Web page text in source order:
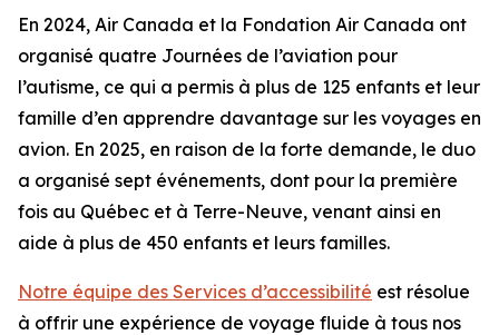
En 2024, Air Canada et la Fondation Air Canada ont
organisé quatre Journées de l’aviation pour
l’autisme, ce qui a permis à plus de 125 enfants et leur
famille d’en apprendre davantage sur les voyages en
avion. En 2025, en raison de la forte demande, le duo
a organisé sept événements, dont pour la première
fois au Québec et à Terre-Neuve, venant ainsi en
aide à plus de 450 enfants et leurs familles.
Notre équipe des Services d’accessibilité est résolue
à offrir une expérience de voyage fluide à tous nos